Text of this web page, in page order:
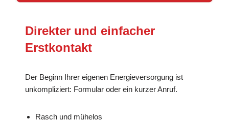
Direkter und einfacher
Erstkontakt
Der Beginn Ihrer eigenen Energieversorgung ist
unkompliziert: Formular oder ein kurzer Anruf.
Rasch und mühelos